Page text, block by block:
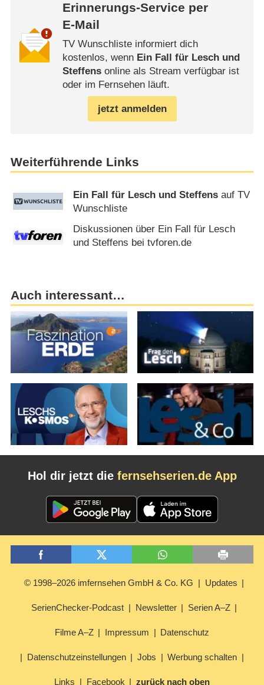
Erinnerungs-Service per
E-Mail
TV Wunschliste informiert dich
kostenlos, wenn Ein Fall für Lesch und
Steffensonline als Stream verfügbar ist
oder im Fernsehen läuft.
jetzt anmelden
Weiterführende Links
Ein Fall für Lesch und Steffens auf TV
Wunschliste
Diskussionen über Ein Fall für Lesch
und Steffens bei tvforen.de
Auch interessant…
Hol dir jetzt die fernsehserien.de App
© 1998–2026 imfernsehen GmbH & Co. KG Updates
SerienChecker-Podcast Newsletter Serien A–Z
Filme A–Z Impressum Datenschutz
Datenschutzeinstellungen Jobs Werbung schalten
Links Facebook zurück nach oben